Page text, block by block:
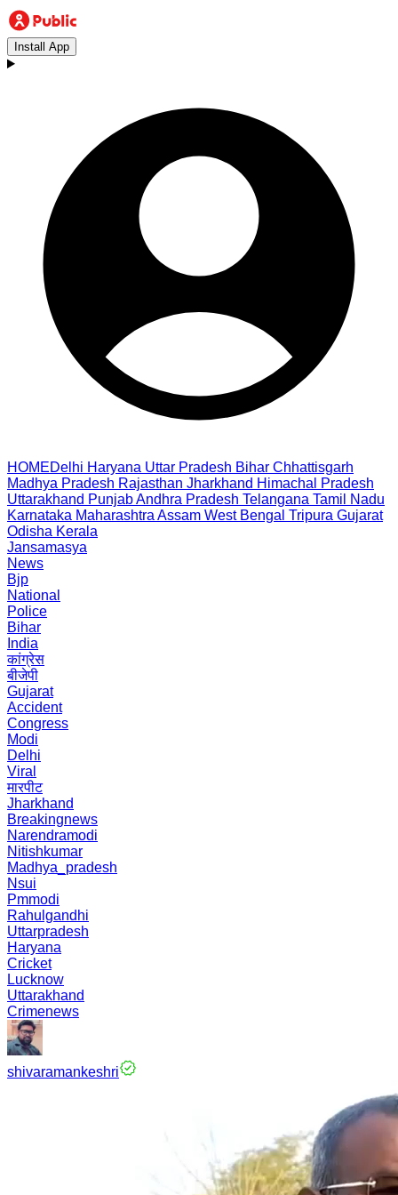
Install App
HOMEDelhi Haryana Uttar Pradesh Bihar Chhattisgarh
Madhya Pradesh Rajasthan Jharkhand Himachal Pradesh
Uttarakhand PunjabAndhra Pradesh Telangana Tamil Nadu
Karnataka Maharashtra Assam West Bengal Tripura Gujarat
Odisha Kerala
Jansamasya
News
Bjp
National
Police
Bihar
India
कांग्रेस
बीजेपी
Gujarat
Accident
Congress
Modi
Delhi
Viral
मारपीट
Jharkhand
Breakingnews
Narendramodi
Nitishkumar
Madhya_pradesh
Nsui
Pmmodi
Rahulgandhi
Uttarpradesh
Haryana
Cricket
Lucknow
Uttarakhand
Crimenews
shivaramankeshri